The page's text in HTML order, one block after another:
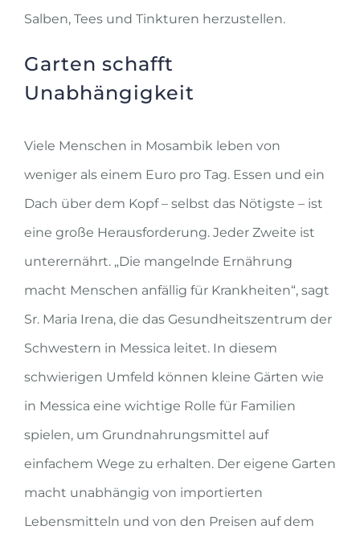
Salben, Tees und Tinkturen herzustellen.
Garten schafft
Unabhängigkeit
Viele Menschen in Mosambik leben von
weniger als einem Euro pro Tag. Essen und ein
Dach über dem Kopf – selbst das Nötigste – ist
eine große Herausforderung. Jeder Zweite ist
unterernährt. „Die mangelnde Ernährung
macht Menschen anfällig für Krankheiten“, sagt
Sr. Maria Irena, die das Gesundheitszentrum der
Schwestern in Messica leitet. In diesem
schwierigen Umfeld können kleine Gärten wie
in Messica eine wichtige Rolle für Familien
spielen, um Grundnahrungsmittel auf
einfachem Wege zu erhalten. Der eigene Garten
macht unabhängig von importierten
Lebensmitteln und von den Preisen auf dem